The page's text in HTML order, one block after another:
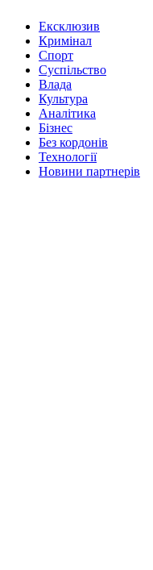
Ексклюзив
Кримінал
Спорт
Суспільство
Влада
Культура
Аналітика
Бізнес
Без кордонів
Технології
Новини партнерів